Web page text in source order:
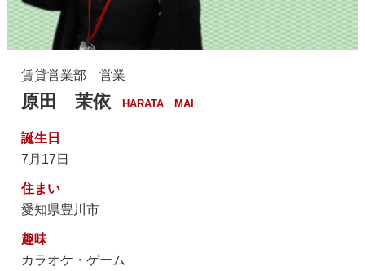
賃貸営業部 営業
原田 茉依 HARATA MAI
誕生日
7月17日
住まい
愛知県豊川市
趣味
カラオケ・ゲーム